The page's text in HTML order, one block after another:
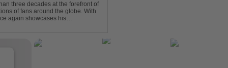
three decades at the forefront of
of fans around the globe. With
again showcases his